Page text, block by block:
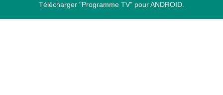
Télécharger "Programme TV" pour ANDROID.